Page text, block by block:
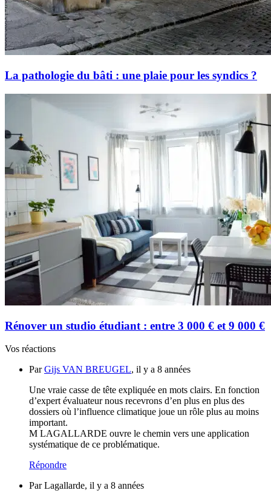
La pathologie du bâti : une plaie pour les syndics ?
Rénover un studio étudiant : entre 3 000 € et 9 000 €
Vos réactions
ParGijs VAN BREUGEL, il y a 8 années
Une vraie casse de tête expliquée en mots clairs. En fonction
d’expert évaluateur nous recevrons d’en plus en plus des
dossiers où l’influence climatique joue un rôle plus au moins
important.
M LAGALLARDE ouvre le chemin vers une application
systématique de ce problématique.
Répondre
Par Lagallarde, il y a 8 années